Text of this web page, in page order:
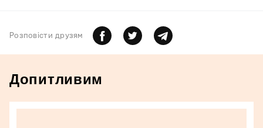
Розповiсти друзям
Допитливим